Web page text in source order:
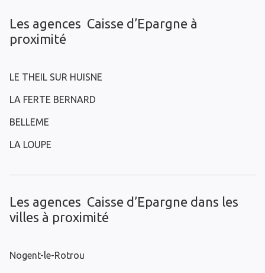
Les agences Caisse d’Epargne à
proximité
LE THEIL SUR HUISNE
LA FERTE BERNARD
BELLEME
LA LOUPE
Les agences Caisse d’Epargne dans les
villes à proximité
Nogent-le-Rotrou